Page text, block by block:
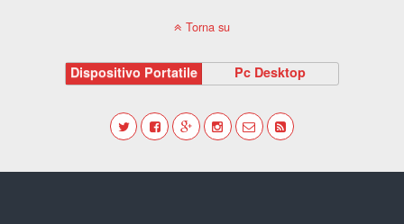
Torna su
Dispositivo Portatile Pc Desktop